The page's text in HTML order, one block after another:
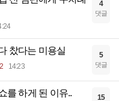
4
댓글
찼다는 미용실
14:23
5
댓글
를 하게 된 이유.. 15